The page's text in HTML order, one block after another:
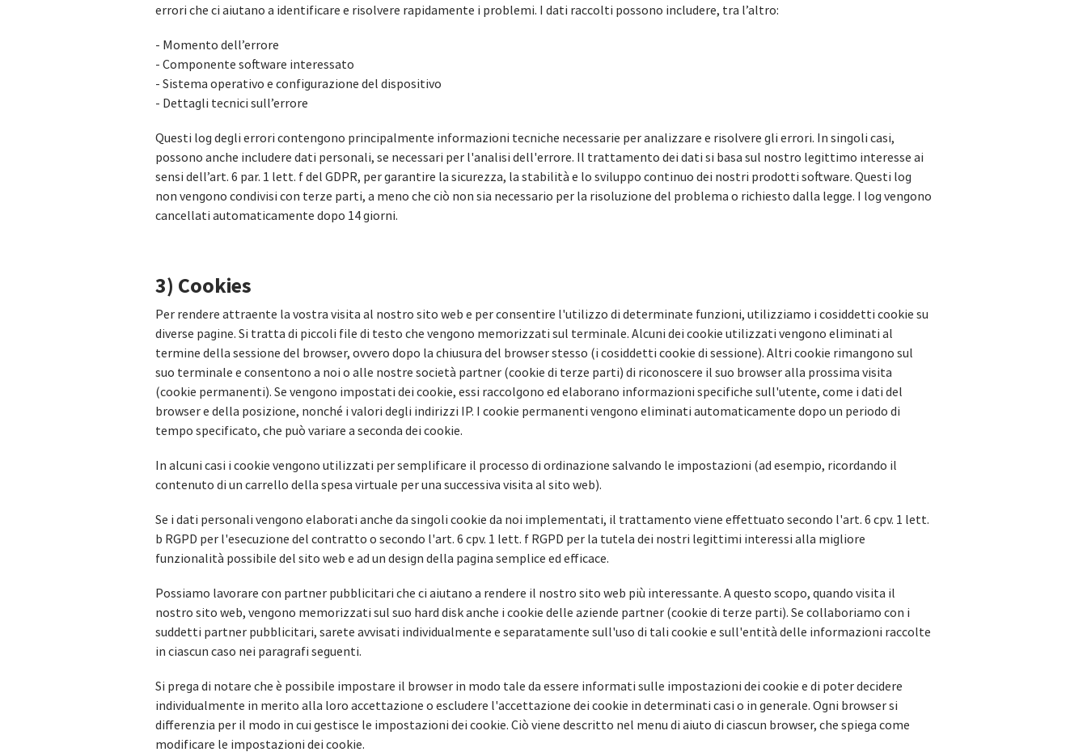
errori che ci aiutano a identificare e risolvere rapidamente i problemi. I dati raccolti possono includere, tra l’altro:
- Momento dell’errore
- Componente software interessato
- Sistema operativo e configurazione del dispositivo
- Dettagli tecnici sull’errore
Questi log degli errori contengono principalmente informazioni tecniche necessarie per analizzare e risolvere gli errori. In singoli casi,
possono anche includere dati personali, se necessari per l'analisi dell'errore. Il trattamento dei dati si basa sul nostro legittimo interesse ai
sensi dell’art. 6 par. 1 lett. f del GDPR, per garantire la sicurezza, la stabilità e lo sviluppo continuo dei nostri prodotti software. Questi log
non vengono condivisi con terze parti, a meno che ciò non sia necessario per la risoluzione del problema o richiesto dalla legge. I log vengono
cancellati automaticamente dopo 14 giorni.
3) Cookies
Per rendere attraente la vostra visita al nostro sito web e per consentire l'utilizzo di determinate funzioni, utilizziamo i cosiddetti cookie su
diverse pagine. Si tratta di piccoli file di testo che vengono memorizzati sul terminale. Alcuni dei cookie utilizzati vengono eliminati al
termine della sessione del browser, ovvero dopo la chiusura del browser stesso (i cosiddetti cookie di sessione). Altri cookie rimangono sul
suo terminale e consentono a noi o alle nostre società partner (cookie di terze parti) di riconoscere il suo browser alla prossima visita
(cookie permanenti). Se vengono impostati dei cookie, essi raccolgono ed elaborano informazioni specifiche sull'utente, come i dati del
browser e della posizione, nonché i valori degli indirizzi IP. I cookie permanenti vengono eliminati automaticamente dopo un periodo di
tempo specificato, che può variare a seconda dei cookie.
In alcuni casi i cookie vengono utilizzati per semplificare il processo di ordinazione salvando le impostazioni (ad esempio, ricordando il
contenuto di un carrello della spesa virtuale per una successiva visita al sito web).
Se i dati personali vengono elaborati anche da singoli cookie da noi implementati, il trattamento viene effettuato secondo l'art. 6 cpv. 1 lett.
b RGPD per l'esecuzione del contratto o secondo l'art. 6 cpv. 1 lett. f RGPD per la tutela dei nostri legittimi interessi alla migliore
funzionalità possibile del sito web e ad un design della pagina semplice ed efficace.
Possiamo lavorare con partner pubblicitari che ci aiutano a rendere il nostro sito web più interessante. A questo scopo, quando visita il
nostro sito web, vengono memorizzati sul suo hard disk anche i cookie delle aziende partner (cookie di terze parti). Se collaboriamo con i
suddetti partner pubblicitari, sarete avvisati individualmente e separatamente sull'uso di tali cookie e sull'entità delle informazioni raccolte
in ciascun caso nei paragrafi seguenti.
Si prega di notare che è possibile impostare il browser in modo tale da essere informati sulle impostazioni dei cookie e di poter decidere
individualmente in merito alla loro accettazione o escludere l'accettazione dei cookie in determinati casi o in generale. Ogni browser si
differenzia per il modo in cui gestisce le impostazioni dei cookie. Ciò viene descritto nel menu di aiuto di ciascun browser, che spiega come
modificare le impostazioni dei cookie.